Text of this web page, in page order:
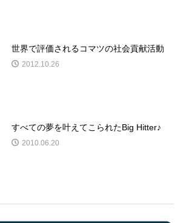
世界で評価されるコマツの社会貢献活動
2012.10.26
すべての夢を叶えてこられたBig Hitter♪
2010.06.20